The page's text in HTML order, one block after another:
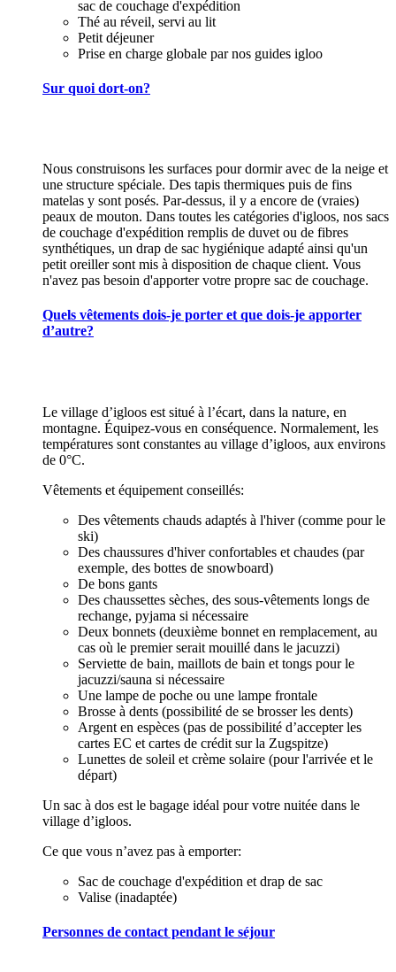
sac de couchage d'expédition
Thé au réveil, servi au lit
Petit déjeuner
Prise en charge globale par nos guides igloo
Sur quoi dort-on?
Nous construisons les surfaces pour dormir avec de la neige et
une structure spéciale. Des tapis thermiques puis de fins
matelas y sont posés. Par-dessus, il y a encore de (vraies)
peaux de mouton. Dans toutes les catégories d'igloos, nos sacs
de couchage d'expédition remplis de duvet ou de fibres
synthétiques, un drap de sac hygiénique adapté ainsi qu'un
petit oreiller sont mis à disposition de chaque client. Vous
n'avez pas besoin d'apporter votre propre sac de couchage.
Quels vêtements dois-je porter et que dois-je apporter
d’autre?
Le village d’igloos est situé à l’écart, dans la nature, en
montagne. Équipez-vous en conséquence. Normalement, les
températures sont constantes au village d’igloos, aux environs
de 0°C.
Vêtements et équipement conseillés:
Des vêtements chauds adaptés à l'hiver (comme pour le
ski)
Des chaussures d'hiver confortables et chaudes (par
exemple, des bottes de snowboard)
De bons gants
Des chaussettes sèches, des sous-vêtements longs de
rechange, pyjama si nécessaire
Deux bonnets (deuxième bonnet en remplacement, au
cas où le premier serait mouillé dans le jacuzzi)
Serviette de bain, maillots de bain et tongs pour le
jacuzzi/sauna si nécessaire
Une lampe de poche ou une lampe frontale
Brosse à dents (possibilité de se brosser les dents)
Argent en espèces (pas de possibilité d’accepter les
cartes EC et cartes de crédit sur la Zugspitze)
Lunettes de soleil et crème solaire (pour l'arrivée et le
départ)
Un sac à dos est le bagage idéal pour votre nuitée dans le
village d’igloos.
Ce que vous n’avez pas à emporter:
Sac de couchage d'expédition et drap de sac
Valise (inadaptée)
Personnes de contact pendant le séjour